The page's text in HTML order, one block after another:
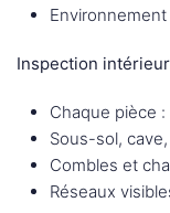
Inspection
Chaque pièce
Sous-sol,
Combles et
Réseaux